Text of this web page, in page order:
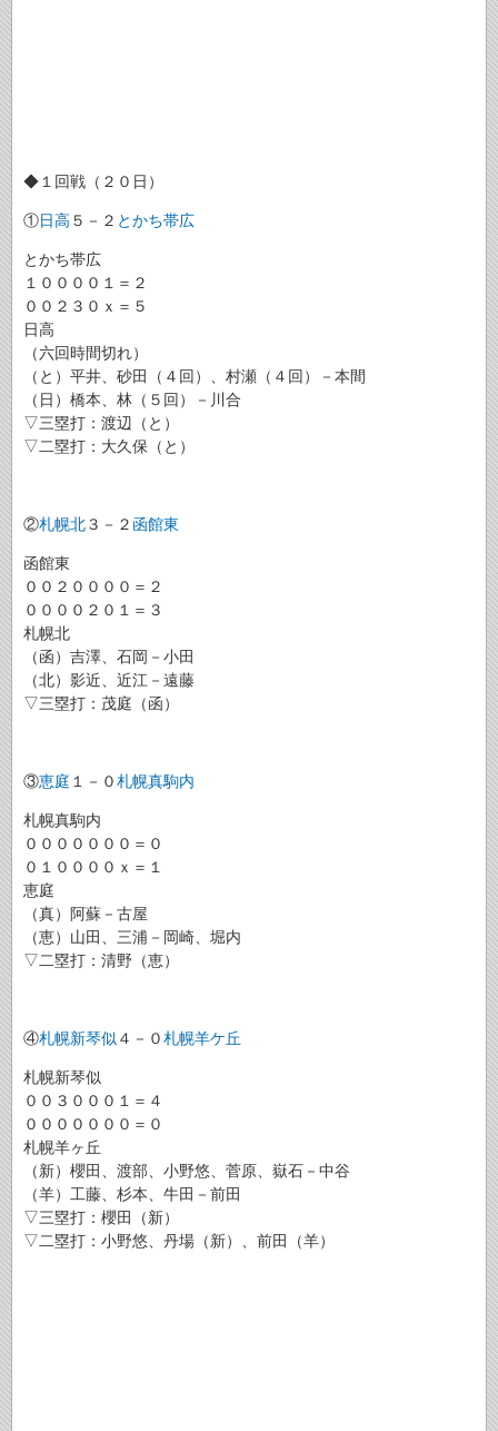
◆１回戦（２０日）
①日高 ５－２ とかち帯広
とかち帯広
１００００１＝２
００２３０ｘ＝５
日高
（六回時間切れ）
（と）平井、砂田（４回）、村瀬（４回）－本間
（日）橋本、林（５回）－川合
▽三塁打：渡辺（と）
▽二塁打：大久保（と）
②札幌北３－２函館東
函館東
００２００００＝２
００００２０１＝３
札幌北
（函）吉澤、石岡－小田
（北）影近、近江－遠藤
▽三塁打：茂庭（函）
③恵庭 １－０札幌真駒内
札幌真駒内
０００００００＝０
０１００００ｘ＝１
恵庭
（真）阿蘇－古屋
（恵）山田、三浦－岡崎、堀内
▽二塁打：清野（恵）
④札幌新琴似４－０札幌羊ケ丘
札幌新琴似
００３０００１＝４
０００００００＝０
札幌羊ヶ丘
（新）櫻田、渡部、小野悠、菅原、嶽石－中谷
（羊）工藤、杉本、牛田－前田
▽三塁打：櫻田（新）
▽二塁打：小野悠、丹場（新）、前田（羊）